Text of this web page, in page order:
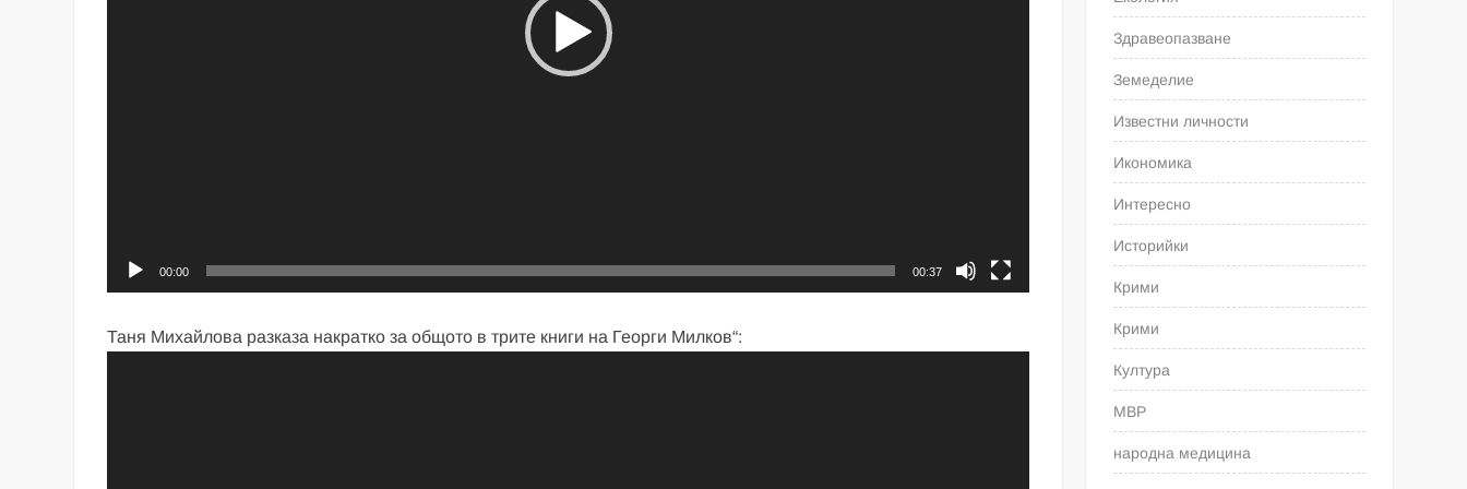
00:00 00:37
Таня Михайлова разказа накратко за общото в трите книги на Георги Милков“:
Здравеопазване
Земеделие
Известни личности
Икономика
Интересно
Историйки
Крими
Крими
Култура
МВР
народна медицина